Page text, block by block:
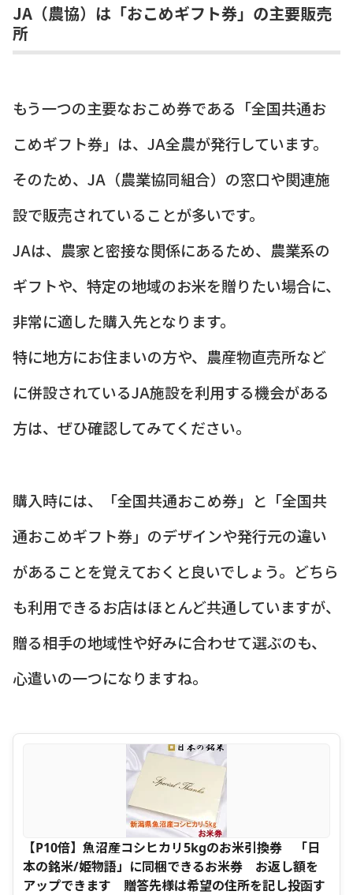
JA（農協）は「おこめギフト券」の主要販売
所
もう一つの主要なおこめ券である「全国共通お
こめギフト券」は、JA全農が発行しています。
そのため、JA（農業協同組合）の窓口や関連施
設で販売されていることが多いです。
JAは、農家と密接な関係にあるため、農業系の
ギフトや、特定の地域のお米を贈りたい場合に、
非常に適した購入先となります。
特に地方にお住まいの方や、農産物直売所など
に併設されているJA施設を利用する機会がある
方は、ぜひ確認してみてください。
購入時には、「全国共通おこめ券」と「全国共
通おこめギフト券」のデザインや発行元の違い
があることを覚えておくと良いでしょう。どちら
も利用できるお店はほとんど共通していますが、
贈る相手の地域性や好みに合わせて選ぶのも、
心遣いの一つになりますね。
【P10倍】魚沼産コシヒカリ5kgのお米引換券 「日
本の銘米/姫物語」に同梱できるお米券 お返し額を
アップできます 贈答先様は希望の住所を記し投函す